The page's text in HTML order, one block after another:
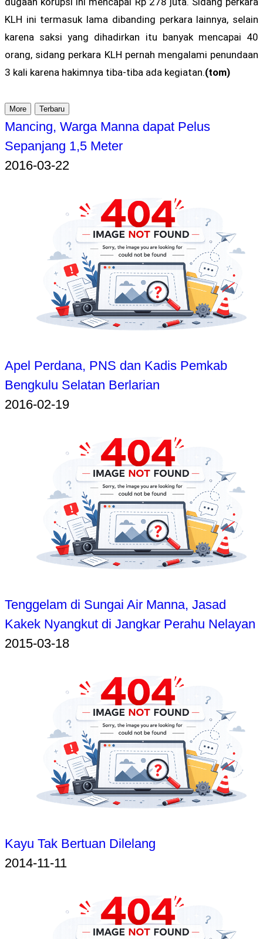
KLH ini termasuk lama dibanding perkara lainnya, selain
karena saksi yang dihadirkan itu banyak mencapai 40
orang, sidang perkara KLH pernah mengalami penundaan
3 kali karena hakimnya tiba-tiba ada kegiatan.(tom)
More Terbaru
Mancing, Warga Manna dapat Pelus
Sepanjang 1,5 Meter
2016-03-22
Apel Perdana, PNS dan Kadis Pemkab
Bengkulu Selatan Berlarian
2016-02-19
Tenggelam di Sungai Air Manna, Jasad
Kakek Nyangkut di Jangkar Perahu Nelayan
2015-03-18
Kayu Tak Bertuan Dilelang
2014-11-11